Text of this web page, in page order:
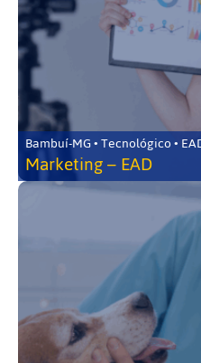
Bambuí-MG • Tecnológico •
Marketing – EAD